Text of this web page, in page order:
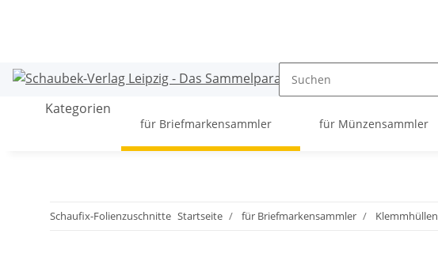
Kategorien
für Briefmarkensammler für Münzensammler
Schaufix-Folienzuschnitte Startseite für Briefmarkensammler Klemmhüllen